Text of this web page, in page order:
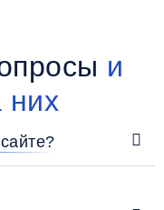
и
них